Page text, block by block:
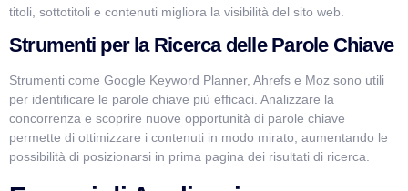
titoli, sottotitoli e contenuti migliora la visibilità del sito web.
Strumenti per la Ricerca delle Parole Chiave
Strumenti come Google Keyword Planner, Ahrefs e Moz sono utili
per identificare le parole chiave più efficaci. Analizzare la
concorrenza e scoprire nuove opportunità di parole chiave
permette di ottimizzare i contenuti in modo mirato, aumentando le
possibilità di posizionarsi in prima pagina dei risultati di ricerca.